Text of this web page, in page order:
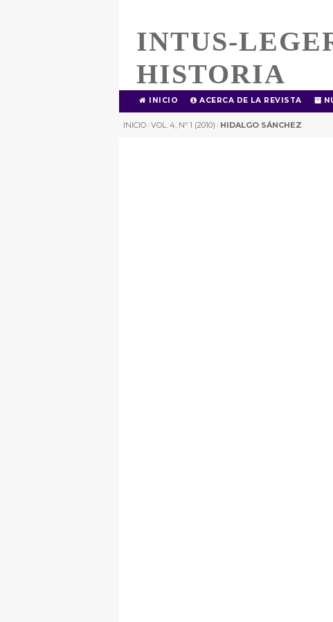
INTUS-
HISTORIA
INICIO ACERCA DE LA REVISTA
INICIO | VOL. 4, Nº 1 (2010) | HIDALGO SÁNCHEZ